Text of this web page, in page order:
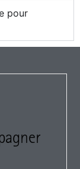
pour